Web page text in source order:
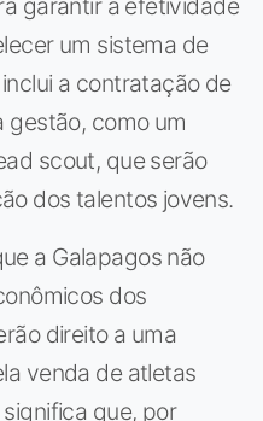
um sistema de
a contratação de
gestão, como um
scout, que serão
dos talentos jovens.
a Galapagos não
dos
direito a uma
venda de atletas
que, por